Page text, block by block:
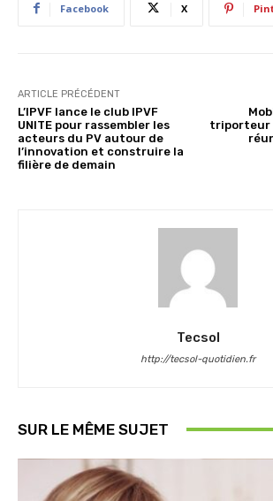
Facebook X
ARTICLE PRÉCÉDENT
L’IPVF lance le club IPVF
UNITE pour rassembler les
acteurs du PV autour de
l’innovation et construire la
filière de demain
triporteur
Tecsol
http://tecsol-quotidien.fr
SUR LE MÊME SUJET